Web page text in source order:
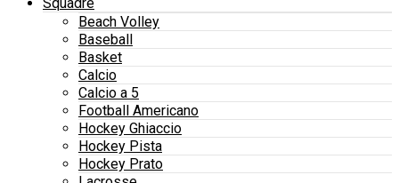
Beach Volley
Baseball
Basket
Calcio
Calcio a 5
Football Americano
Hockey Ghiaccio
Hockey Pista
Hockey Prato